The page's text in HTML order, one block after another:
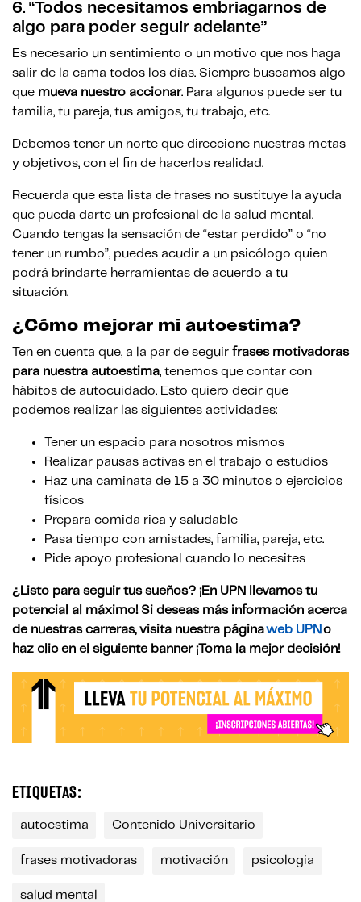
6. “Todos necesitamos embriagarnos de
algo para poder seguir adelante”
Es necesario un sentimiento o un motivo que nos haga
salir de la cama todos los días. Siempre buscamos algo
que mueva nuestro accionar. Para algunos puede ser tu
familia, tu pareja, tus amigos, tu trabajo, etc.
Debemos tener un norte que direccione nuestras metas
y objetivos, con el fin de hacerlos realidad.
Recuerda que esta lista de frases no sustituye la ayuda
que pueda darte un profesional de la salud mental.
Cuando tengas la sensación de “estar perdido” o “no
tener un rumbo”, puedes acudir a un psicólogo quien
podrá brindarte herramientas de acuerdo a tu
situación.
¿Cómo mejorar mi autoestima?
Ten en cuenta que, a la par de seguir frases motivadoras
para nuestra autoestima, tenemos que contar con
hábitos de autocuidado. Esto quiero decir que
podemos realizar las siguientes actividades:
Tener un espacio para nosotros mismos
Realizar pausas activas en el trabajo o estudios
Haz una caminata de 15 a 30 minutos o ejercicios
físicos
Prepara comida rica y saludable
Pasa tiempo con amistades, familia, pareja, etc.
Pide apoyo profesional cuando lo necesites
¿Listo para seguir tus sueños? ¡En UPN llevamos tu
potencial al máximo! Si deseas más información acerca
de nuestras carreras, visita nuestra páginaweb UPN o
haz clic en el siguiente banner ¡Toma la mejor decisión!
ETIQUETAS:
autoestima Contenido Universitario
frases motivadoras motivación psicologia
salud mental